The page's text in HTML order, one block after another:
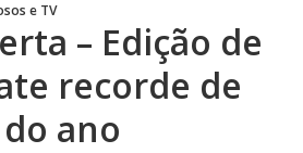
e TV
– Edição de
recorde de
ano